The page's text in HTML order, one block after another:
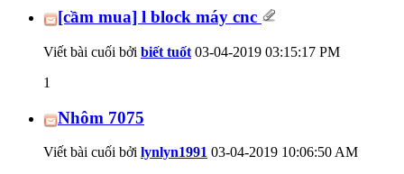
[cầm mua] l block máy cnc
Viết bài cuối bởi biết tuốt 03-04-2019 03:15:17 PM
1
Nhôm 7075
Viết bài cuối bởi lynlyn1991 03-04-2019 10:06:50 AM